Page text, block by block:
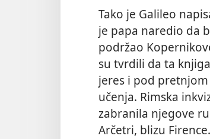
Tako je Galileo
je papa naredio da
podržao
su tvrdili da ta
jeres i pod
učenja. Rimska
zabranila njegove
Arčetri, blizu Firence.